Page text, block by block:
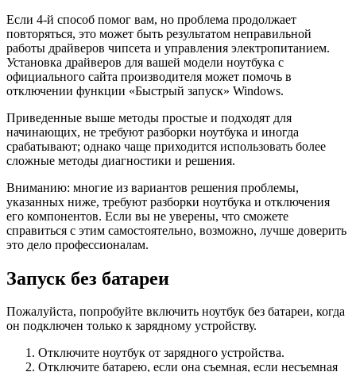
Если 4-й способ помог вам, но проблема продолжает
повторяться, это может быть результатом неправильной
работы драйверов чипсета и управления электропитанием.
Установка драйверов для вашей модели ноутбука с
официального сайта производителя может помочь в
отключении функции «Быстрый запуск» Windows.
Приведенные выше методы простые и подходят для
начинающих, не требуют разборки ноутбука и иногда
срабатывают; однако чаще приходится использовать более
сложные методы диагностики и решения.
Вниманию: многие из вариантов решения проблемы,
указанных ниже, требуют разборки ноутбука и отключения
его компонентов. Если вы не уверены, что сможете
справиться с этим самостоятельно, возможно, лучше доверить
это дело профессионалам.
Запуск без батареи
Пожалуйста, попробуйте включить ноутбук без батареи, когда
он подключен только к зарядному устройству.
Отключите ноутбук от зарядного устройства.
Отключите батарею, если она съемная, если несъемная